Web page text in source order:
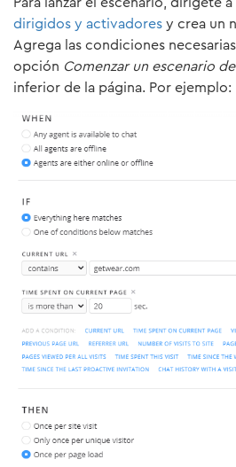
dirigidos y activadores y crea un
Agrega las condiciones
opción Comenzar un escenario
inferior de la página. Por ejemplo: